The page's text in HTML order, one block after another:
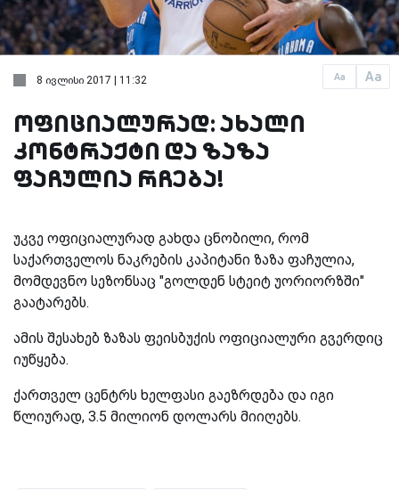
Aa Aa
8 ივლისი 2017 | 11:32
ოფიციალურად: ახალი
კონტრაქტი და ზაზა
ფაჩულია რჩება!
უკვე ოფიციალურად გახდა ცნობილი, რომ
საქართველოს ნაკრების კაპიტანი ზაზა ფაჩულია,
მომდევნო სეზონსაც "გოლდენ სტეიტ უორიორზში"
გაატარებს.
ამის შესახებ ზაზას ფეისბუქის ოფიციალური გვერდიც
იუწყება.
ქართველ ცენტრს ხელფასი გაეზრდება და იგი
წლიურად, 3.5 მილიონ დოლარს მიიღებს.